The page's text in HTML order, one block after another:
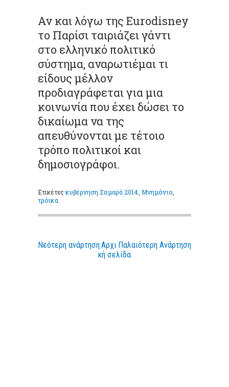
Αν και λόγω της Eurodisney
το Παρίσι ταιριάζει γάντι
στο ελληνικό πολιτικό
σύστημα, αναρωτιέμαι τι
είδους μέλλον
προδιαγράφεται για μια
κοινωνία που έχει δώσει το
δικαίωμα να της
απευθύνονται με τέτοιο
τρόπο πολιτικοί και
δημοσιογράφοι.
Ετικέτεςκυβέρνηση Σαμαρά 2014 Μνημόνιο
τρόικα
Νεότερη ανάρτηση Παλαιότερη Ανάρτηση
Αρχι
κή σελίδα